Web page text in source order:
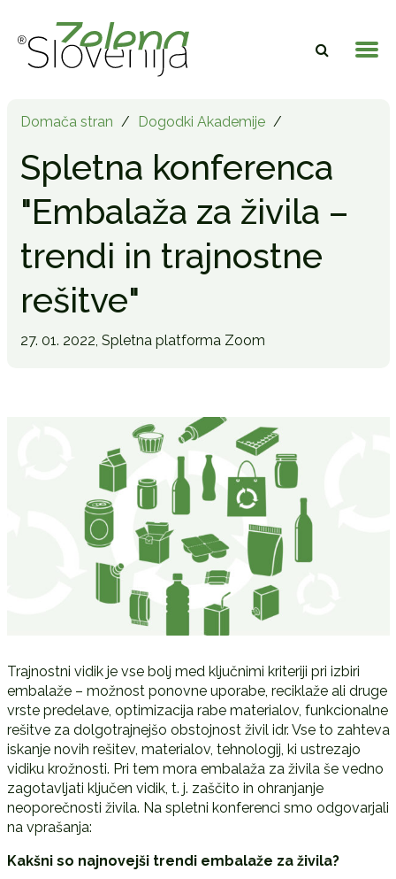
Domača stran / Dogodki Akademije /
Spletna konferenca
"Embalaža za živila –
trendi in trajnostne
rešitve"
27. 01. 2022, Spletna platforma Zoom
Trajnostni vidik je vse bolj med ključnimi kriteriji pri izbiri
embalaže – možnost ponovne uporabe, reciklaže ali druge
vrste predelave, optimizacija rabe materialov, funkcionalne
rešitve za dolgotrajnejšo obstojnost živil idr. Vse to zahteva
iskanje novih rešitev, materialov, tehnologij, ki ustrezajo
vidiku krožnosti. Pri tem mora embalaža za živila še vedno
zagotavljati ključen vidik, t. j. zaščito in ohranjanje
neoporečnosti živila. Na spletni konferenci smo odgovarjali
na vprašanja:
Kakšni so najnovejši trendi embalaže za živila?